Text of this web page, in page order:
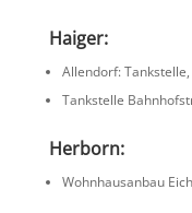
Haiger:
Allen­dorf:
Tankstelle
Herborn:
Wohnhaus­anbau